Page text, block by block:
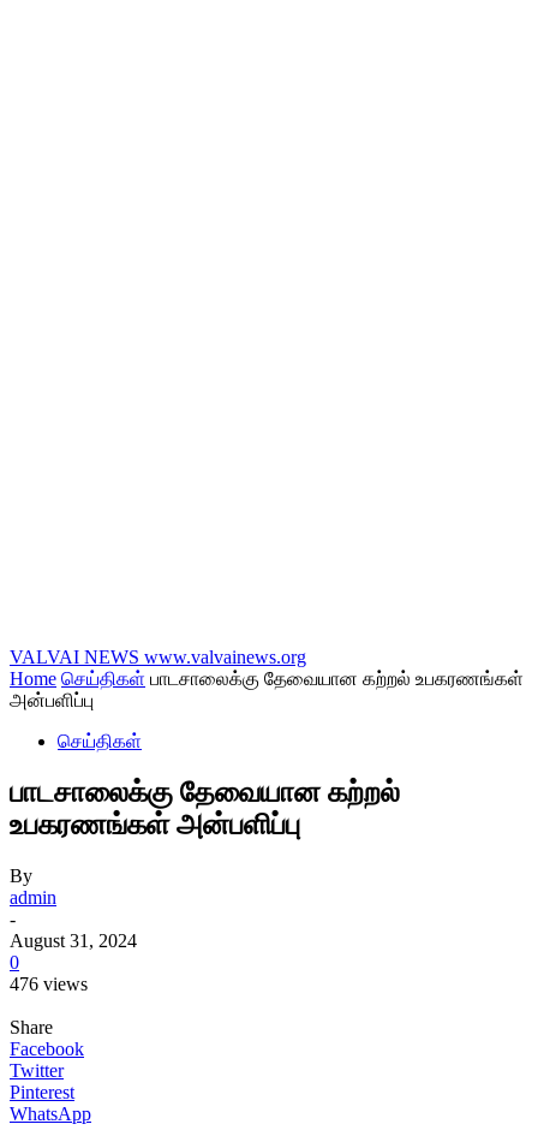
VALVAI NEWS www.valvainews.org
Home செய்திகள் பாடசாலைக்கு தேவையான கற்றல் உபகரணங்கள்
அன்பளிப்பு
செய்திகள்
பாடசாலைக்கு தேவையான கற்றல்
உபகரணங்கள் அன்பளிப்பு
By
admin
-
August 31, 2024
0
476 views
Share
Facebook
Twitter
Pinterest
WhatsApp